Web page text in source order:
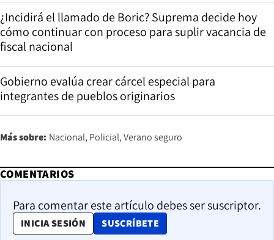
¿Incidirá el llamado de Boric? Suprema decide hoy
cómo continuar con proceso para suplir vacancia de
fiscal nacional
Gobierno evalúa crear cárcel especial para
integrantes de pueblos originarios
Más sobre: Nacional Policial Verano seguro
COMENTARIOS
Para comentar este artículo debes ser suscriptor.
INICIA SESIÓN SUSCRÍBETE
OPENS IN NEW WINDOW